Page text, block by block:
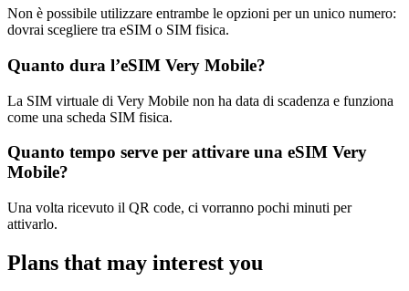
Non è possibile utilizzare entrambe le opzioni per un unico numero:
dovrai scegliere tra eSIM o SIM fisica.
Quanto dura l’eSIM Very Mobile?
La SIM virtuale di Very Mobile non ha data di scadenza e funziona
come una scheda SIM fisica.
Quanto tempo serve per attivare una eSIM Very
Mobile?
Una volta ricevuto il QR code, ci vorranno pochi minuti per
attivarlo.
Plans that may interest you